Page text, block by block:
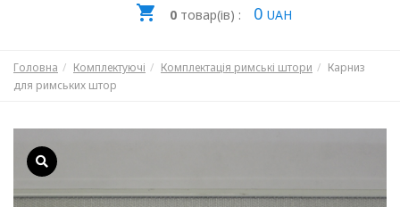
0товар(ів) : 0 UAH
Головна Комплектуючі Комплектація римські штори
Карниз
для римських штор